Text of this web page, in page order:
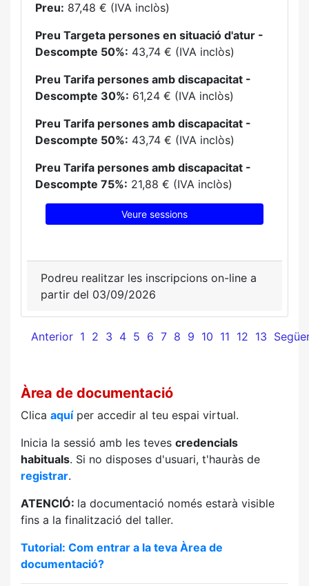
Preu: 87,48 € (IVA inclòs)
Preu Targeta persones en situació d'atur -
Descompte 50%: 43,74 € (IVA inclòs)
Preu Tarifa persones amb discapacitat -
Descompte 30%: 61,24 € (IVA inclòs)
Preu Tarifa persones amb discapacitat -
Descompte 50%: 43,74 € (IVA inclòs)
Preu Tarifa persones amb discapacitat -
Descompte 75%: 21,88 € (IVA inclòs)
Veure sessions
Podreu realitzar les inscripcions on-line a
partir del 03/09/2026
Anterior 1 2 3 4 5 6 7 8 9 10 11 12 13
Àrea de documentació
Clica aquíper accedir al teu espai virtual.
Inicia la sessió amb les teves credencials
habituals. Si no disposes d'usuari, t'hauràs de
registrar.
ATENCIÓ: la documentació només estarà visible
fins a la finalització del taller.
Tutorial: Com entrar a la teva Àrea de
documentació?